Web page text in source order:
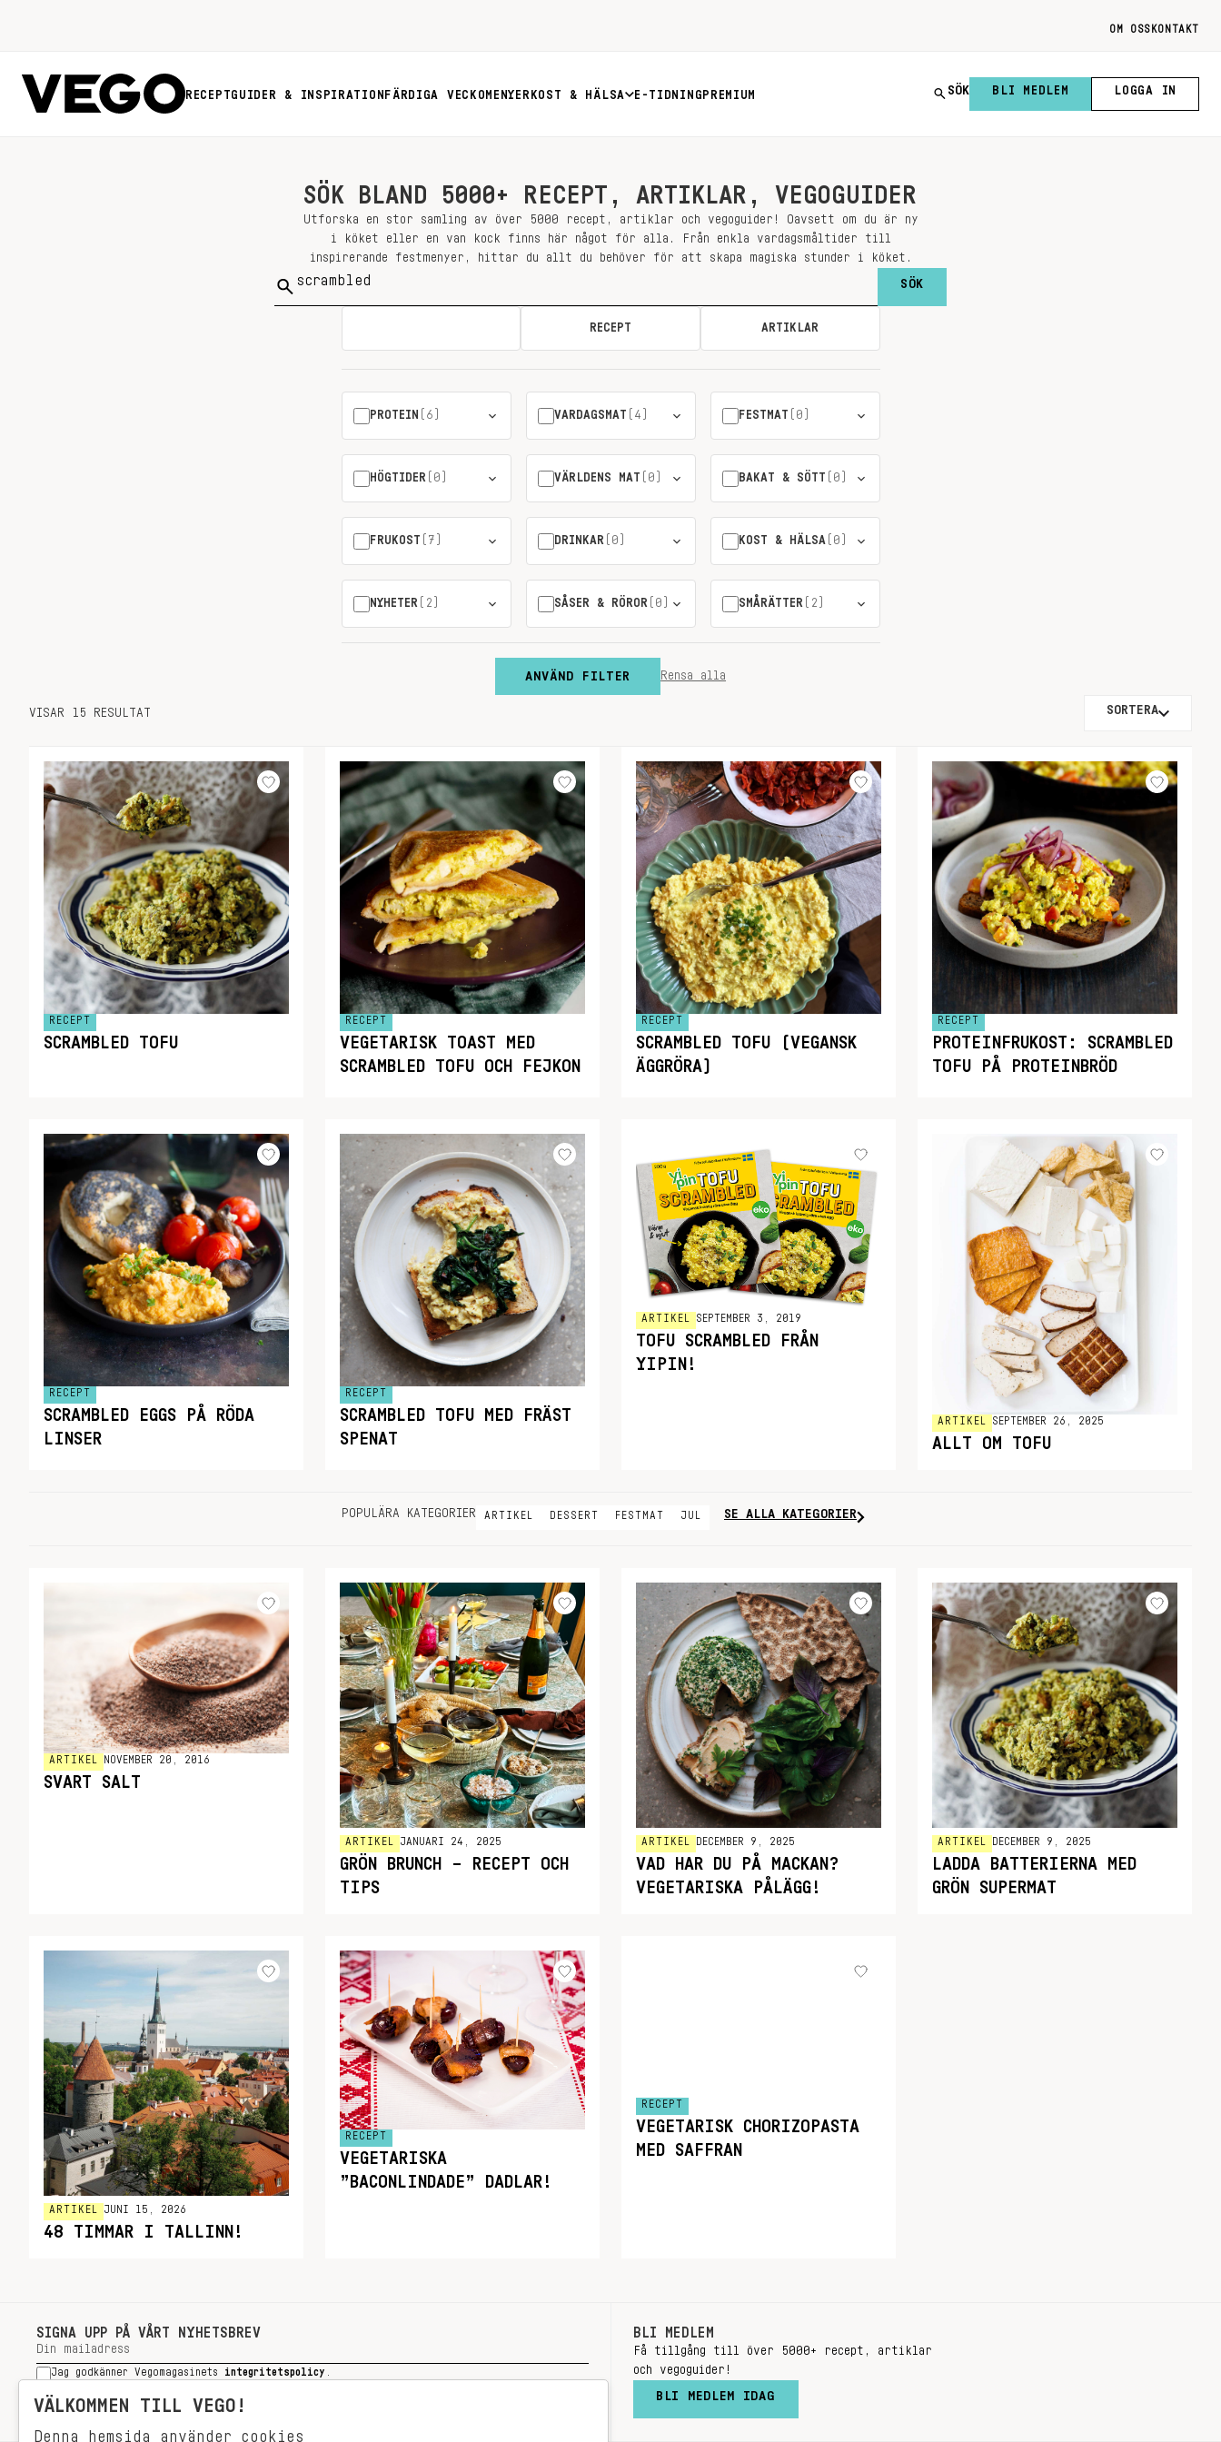
OM OSS KONTAKT
RECEPTGUIDER & INSPIRATION FÄRDIGA VECKOMENYER KOST & HÄLSA E-TIDNING PREMIUM SÖK BLI MEDLEM LOGGA IN
SÖK BLAND 5000+ RECEPT, ARTIKLAR, VEGOGUIDER
Utforska en stor samling av över 5000 recept, artiklar och vegoguider! Oavsett om du är ny
i köket eller en van kock finns här något för alla. Från enkla vardagsmåltider till
inspirerande festmenyer, hittar du allt du behöver för att skapa magiska stunder i köket.
Sök
RECEPT ARTIKLAR
PROTEIN (6) VARDAGSMAT (4) FESTMAT (0)
HÖGTIDER(0) VÄRLDENS MAT (0) BAKAT & SÖTT (0)
FRUKOST (7) DRINKAR(0) KOST & HÄLSA(0)
NYHETER(2) SÅSER & RÖROR(0) SMÅRÄTTER(2)
ANVÄND FILTER Rensa alla
VISAR 15 RESULTAT SORTERA
RECEPT
SCRAMBLED TOFU
RECEPT
VEGETARISK TOAST MED
SCRAMBLED TOFU OCH FEJKON
RECEPT
SCRAMBLED TOFU (VEGANSK
ÄGGRÖRA)
RECEPT
PROTEINFRUKOST: SCRAMBLED
TOFU PÅ PROTEINBRÖD
RECEPT
SCRAMBLED EGGS PÅ RÖDA
LINSER
RECEPT
SCRAMBLED TOFU MED FRÄST
SPENAT
ARTIKEL SEPTEMBER 3, 2019
TOFU SCRAMBLED FRÅN
YIPIN!
ARTIKEL SEPTEMBER 26, 2025
ALLT OM TOFU
POPULÄRA KATEGORIER ARTIKEL DESSERT FESTMAT JUL SE ALLA KATEGORIER
ARTIKEL NOVEMBER 20, 2016
SVART SALT
ARTIKEL JANUARI 24, 2025
GRÖN BRUNCH – RECEPT OCH
TIPS
ARTIKEL DECEMBER 9, 2025
VAD HAR DU PÅ MACKAN?
VEGETARISKA PÅLÄGG!
ARTIKEL DECEMBER 9, 2025
LADDA BATTERIERNA MED
GRÖN SUPERMAT
ARTIKEL JUNI 15, 2026
48 TIMMAR I TALLINN!
RECEPT
VEGETARISKA
”BACONLINDADE” DADLAR!
RECEPT
VEGETARISK CHORIZOPASTA
MED SAFFRAN
SIGNA UPP PÅ VÅRT NYHETSBREV
Jag godkänner Vegomagasinets integritetspolicy
SIGNA UPP
BLI MEDLEM
Få tillgång till över 5000+ recept, artiklar
och vegoguider!
BLI MEDLEM IDAG
VÄLKOMMEN TILL VEGO!
Denna hemsida använder cookies